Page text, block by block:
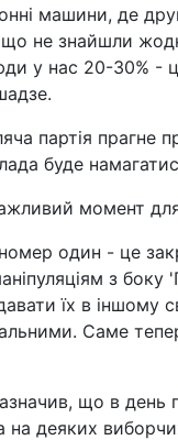
машини, де
не знайшли
у нас 20-30% -
партія прагне
буде
момент для
один - це
з боку
їх в іншому
Саме
що в
на деяких